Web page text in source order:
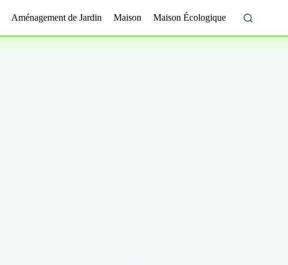
Aménagement de Jardin Maison Maison Écologique